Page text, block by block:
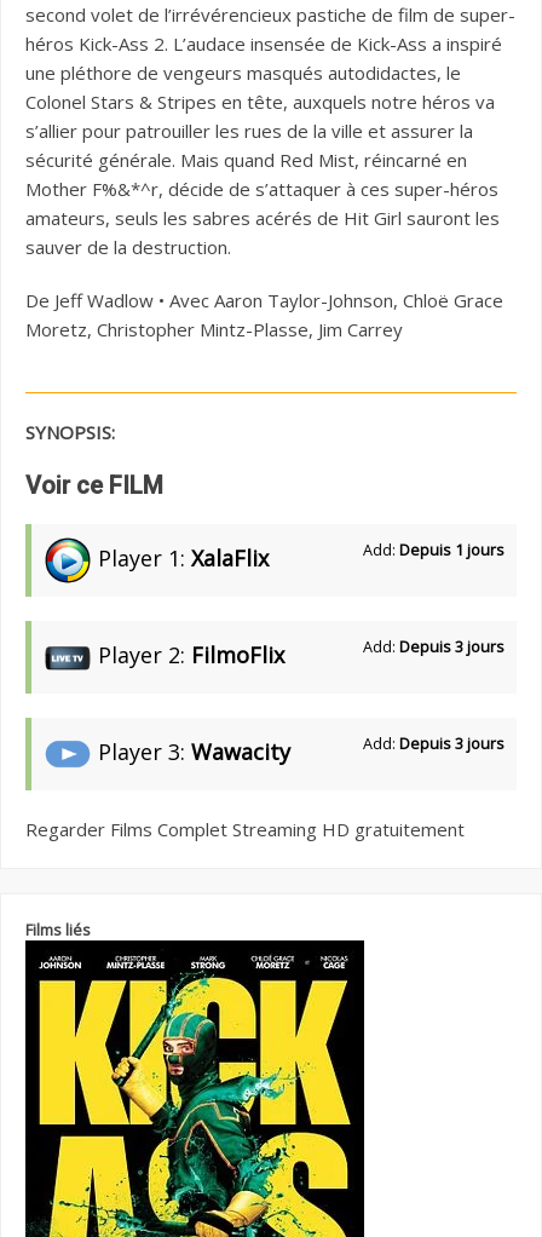
second volet de l’irrévérencieux pastiche de film de super-
héros Kick-Ass 2. L’audace insensée de Kick-Ass a inspiré
une pléthore de vengeurs masqués autodidactes, le
Colonel Stars & Stripes en tête, auxquels notre héros va
s’allier pour patrouiller les rues de la ville et assurer la
sécurité générale. Mais quand Red Mist, réincarné en
Mother F%&*^r, décide de s’attaquer à ces super-héros
amateurs, seuls les sabres acérés de Hit Girl sauront les
sauver de la destruction.
De Jeff Wadlow • Avec Aaron Taylor-Johnson, Chloë Grace
Moretz, Christopher Mintz-Plasse, Jim Carrey
SYNOPSIS:
Voir ce FILM
Player 1: XalaFlix Add: Depuis 1 jours
Player 2: FilmoFlix Add: Depuis 3 jours
Player 3: Wawacity Add: Depuis 3 jours
Regarder Films Complet Streaming HD gratuitement
Films liés